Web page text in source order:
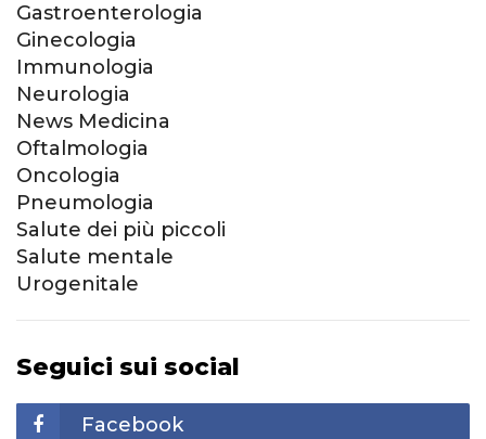
Gastroenterologia
Ginecologia
Immunologia
Neurologia
News Medicina
Oftalmologia
Oncologia
Pneumologia
Salute dei più piccoli
Salute mentale
Urogenitale
Seguici sui social
Facebook